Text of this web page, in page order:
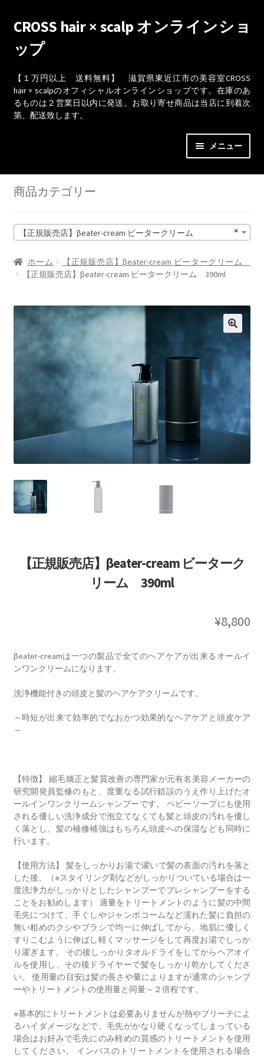
ナ
ビ
ゲ
シ
ョ
ン
へ
プ
コ
ン
テ
ツ
へ
ス
キ
CROSS hair × scalp オンラインショ
ップ
【１万円以上 送料無料】 滋賀県東近江市の美容室CROSS
hair × scalpのオフィシャルオンラインショップです。在庫のあ
るものは２営業日以内に発送。お取り寄せ商品は当店に到着次
第、配送致します。
メニュー
ショップ
取引条件（利用規約）
プライバシーポリシー
商品カテゴリー
×
【正規販売店】βeater-cream ビータークリーム
ホーム
【正規販売店】βeater-cream ビータークリーム
【正規販売店】βeater-cream ビータークリーム 390ml
【正規販売店】βeater-cream ビーターク
リーム 390ml
¥8,800
βeater-creamは一つの製品で全てのヘアケアが出来るオールイ
ンワンクリームになります。
洗浄機能付きの頭皮と髪のヘアケアクリームです。
～時短が出来て効率的でなおかつ効果的なヘアケアと頭皮ケア
～
【特徴】 縮毛矯正と髪質改善の専門家が元有名美容メーカーの
研究開発員監修のもと、度重なる試行錯誤のうえ作り上げたオ
ールインワンクリームシャンプーです。 ベビーソープにも使用
される優しい洗浄成分で泡立てなくても髪と頭皮の汚れを優し
く落とし、髪の補修補強はもちろん頭皮への保湿なども同時に
行います。
【使用方法】 髪をしっかりお湯で濯いで髪の表面の汚れを落と
した後、（※スタイリング剤などがしっかりついている場合は一
度洗浄力がしっかりとしたシャンプーでプレシャンプーをする
ことをお勧めします） 適量をトリートメントのように髪の中間
毛先につけて、手ぐしやジャンボコームなど濡れた髪に負担の
無い粗めのクシやブラシで均一に伸ばしてから、地肌に優しく
すりこむように伸ばし軽くマッサージをして再度お湯でしっか
り濯ぎます。 その後しっかりタオルドライをしてからヘアオイ
ルを使用し、その後ドライヤーで髪をしっかり乾かしてくださ
い。 使用量の目安は髪の長さや量によりますが通常のシャンプ
ーやトリートメントの使用量と同量～２倍程です。
※基本的にトリートメントは必要ありませんが熱やブリーチによ
るハイダメージなどで、毛先がかなり硬くなってしまっている
場合はお好みで毛先にのみ軽めの質感のトリートメントを使用
してください。 インバスのトリートメントを使用される場合